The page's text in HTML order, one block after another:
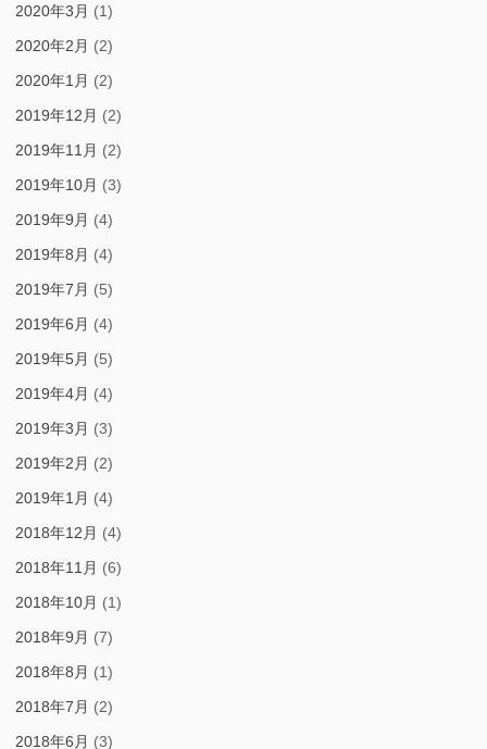
2020年3月 (1)
2020年2月 (2)
2020年1月 (2)
2019年12月 (2)
2019年11月 (2)
2019年10月 (3)
2019年9月 (4)
2019年8月 (4)
2019年7月 (5)
2019年6月 (4)
2019年5月 (5)
2019年4月 (4)
2019年3月 (3)
2019年2月 (2)
2019年1月 (4)
2018年12月 (4)
2018年11月 (6)
2018年10月 (1)
2018年9月 (7)
2018年8月 (1)
2018年7月 (2)
2018年6月 (3)